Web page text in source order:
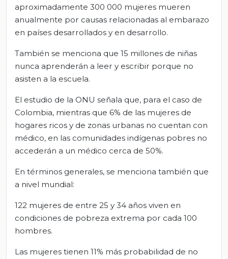
aproximadamente 300 000 mujeres mueren
anualmente por causas relacionadas al embarazo
en países desarrollados y en desarrollo.
También se menciona que 15 millones de niñas
nunca aprenderán a leer y escribir porque no
asisten a la escuela.
El estudio de la ONU señala que, para el caso de
Colombia, mientras que 6% de las mujeres de
hogares ricos y de zonas urbanas no cuentan con
médico, en las comunidades indígenas pobres no
accederán a un médico cerca de 50%.
En términos generales, se menciona también que
a nivel mundial:
122 mujeres de entre 25 y 34 años viven en
condiciones de pobreza extrema por cada 100
hombres.
Las mujeres tienen 11% más probabilidad de no